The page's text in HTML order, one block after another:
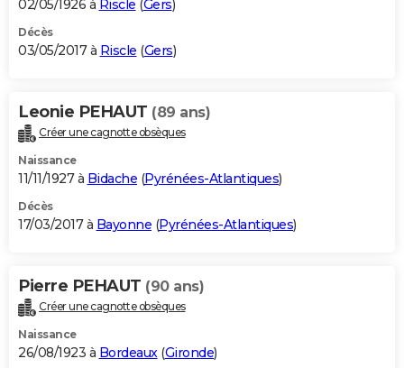
02/05/1926 à Riscle (Gers)
Décès
03/05/2017 à Riscle (Gers)
Leonie PEHAUT (89 ans)
Créer une cagnotte obsèques
Naissance
11/11/1927 à Bidache (Pyrénées-Atlantiques)
Décès
17/03/2017 à Bayonne (Pyrénées-Atlantiques)
Pierre PEHAUT (90 ans)
Créer une cagnotte obsèques
Naissance
26/08/1923 à Bordeaux(Gironde)